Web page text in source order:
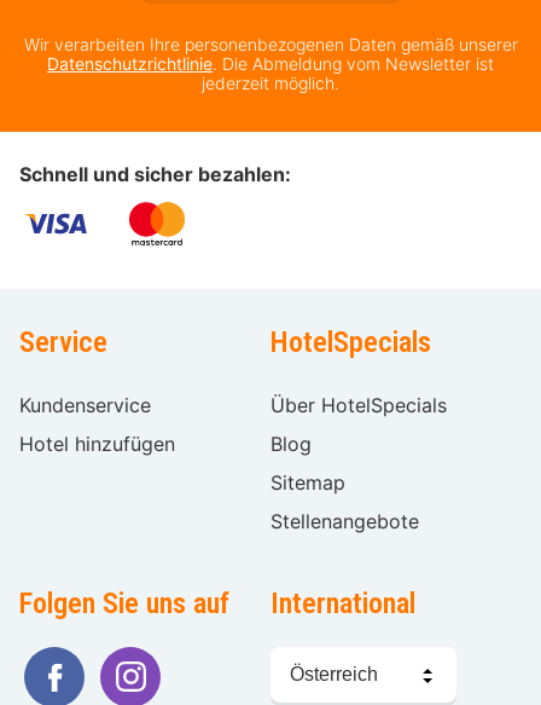
Wir verarbeiten Ihre personenbezogenen Daten gemäß unserer
Datenschutzrichtlinie. Die Abmeldung vom Newsletter ist
jederzeit möglich.
Schnell und sicher bezahlen:
Service
Kundenservice
Hotel hinzufügen
HotelSpecials
Über HotelSpecials
Blog
Sitemap
Stellenangebote
Folgen Sie uns auf International
Sprache
wählen